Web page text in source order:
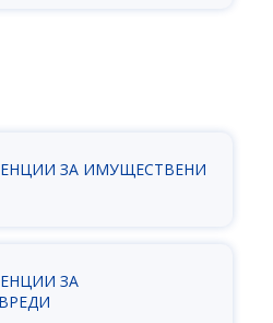
ЗА ИМУЩЕСТВЕНИ
ЗА